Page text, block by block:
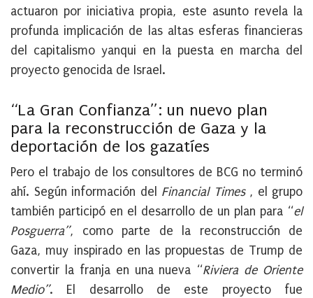
actuaron por iniciativa propia, este asunto revela la
profunda implicación de las altas esferas financieras
del capitalismo yanqui en la puesta en marcha del
proyecto genocida de Israel.
“La Gran Confianza”: un nuevo plan
para la reconstrucción de Gaza y la
deportación de los gazatíes
Pero el trabajo de los consultores de BCG no terminó
ahí. Según información del Financial Times , el grupo
también participó en el desarrollo de un plan para “el
Posguerra”, como parte de la reconstrucción de
Gaza, muy inspirado en las propuestas de Trump de
convertir la franja en una nueva “Riviera de Oriente
Medio”. El desarrollo de este proyecto fue